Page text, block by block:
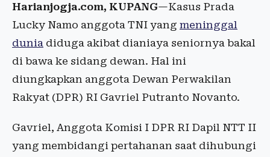
Harianjogja.com, KUPANG—Kasus Prada
Lucky Namo anggota TNI yang meninggal
dunia diduga akibat dianiaya seniornya bakal
di bawa ke sidang dewan. Hal ini
diungkapkan anggota Dewan Perwakilan
Rakyat (DPR) RI Gavriel Putranto Novanto.
Gavriel, Anggota Komisi I DPR RI Dapil NTT II
yang membidangi pertahanan saat dihubungi